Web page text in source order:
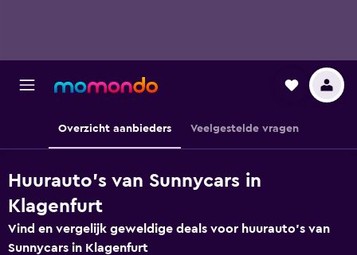
Overzicht aanbieders Veelgestelde vragen
Huurauto's van Sunnycars in
Klagenfurt
Vind en vergelijk geweldige deals voor huurauto's van
Sunnycars in Klagenfurt